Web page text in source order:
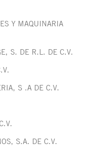
Y MAQUINARIA
S. DE R.L. DE C.V.
S .A DE C.V.
S.A. DE C.V.